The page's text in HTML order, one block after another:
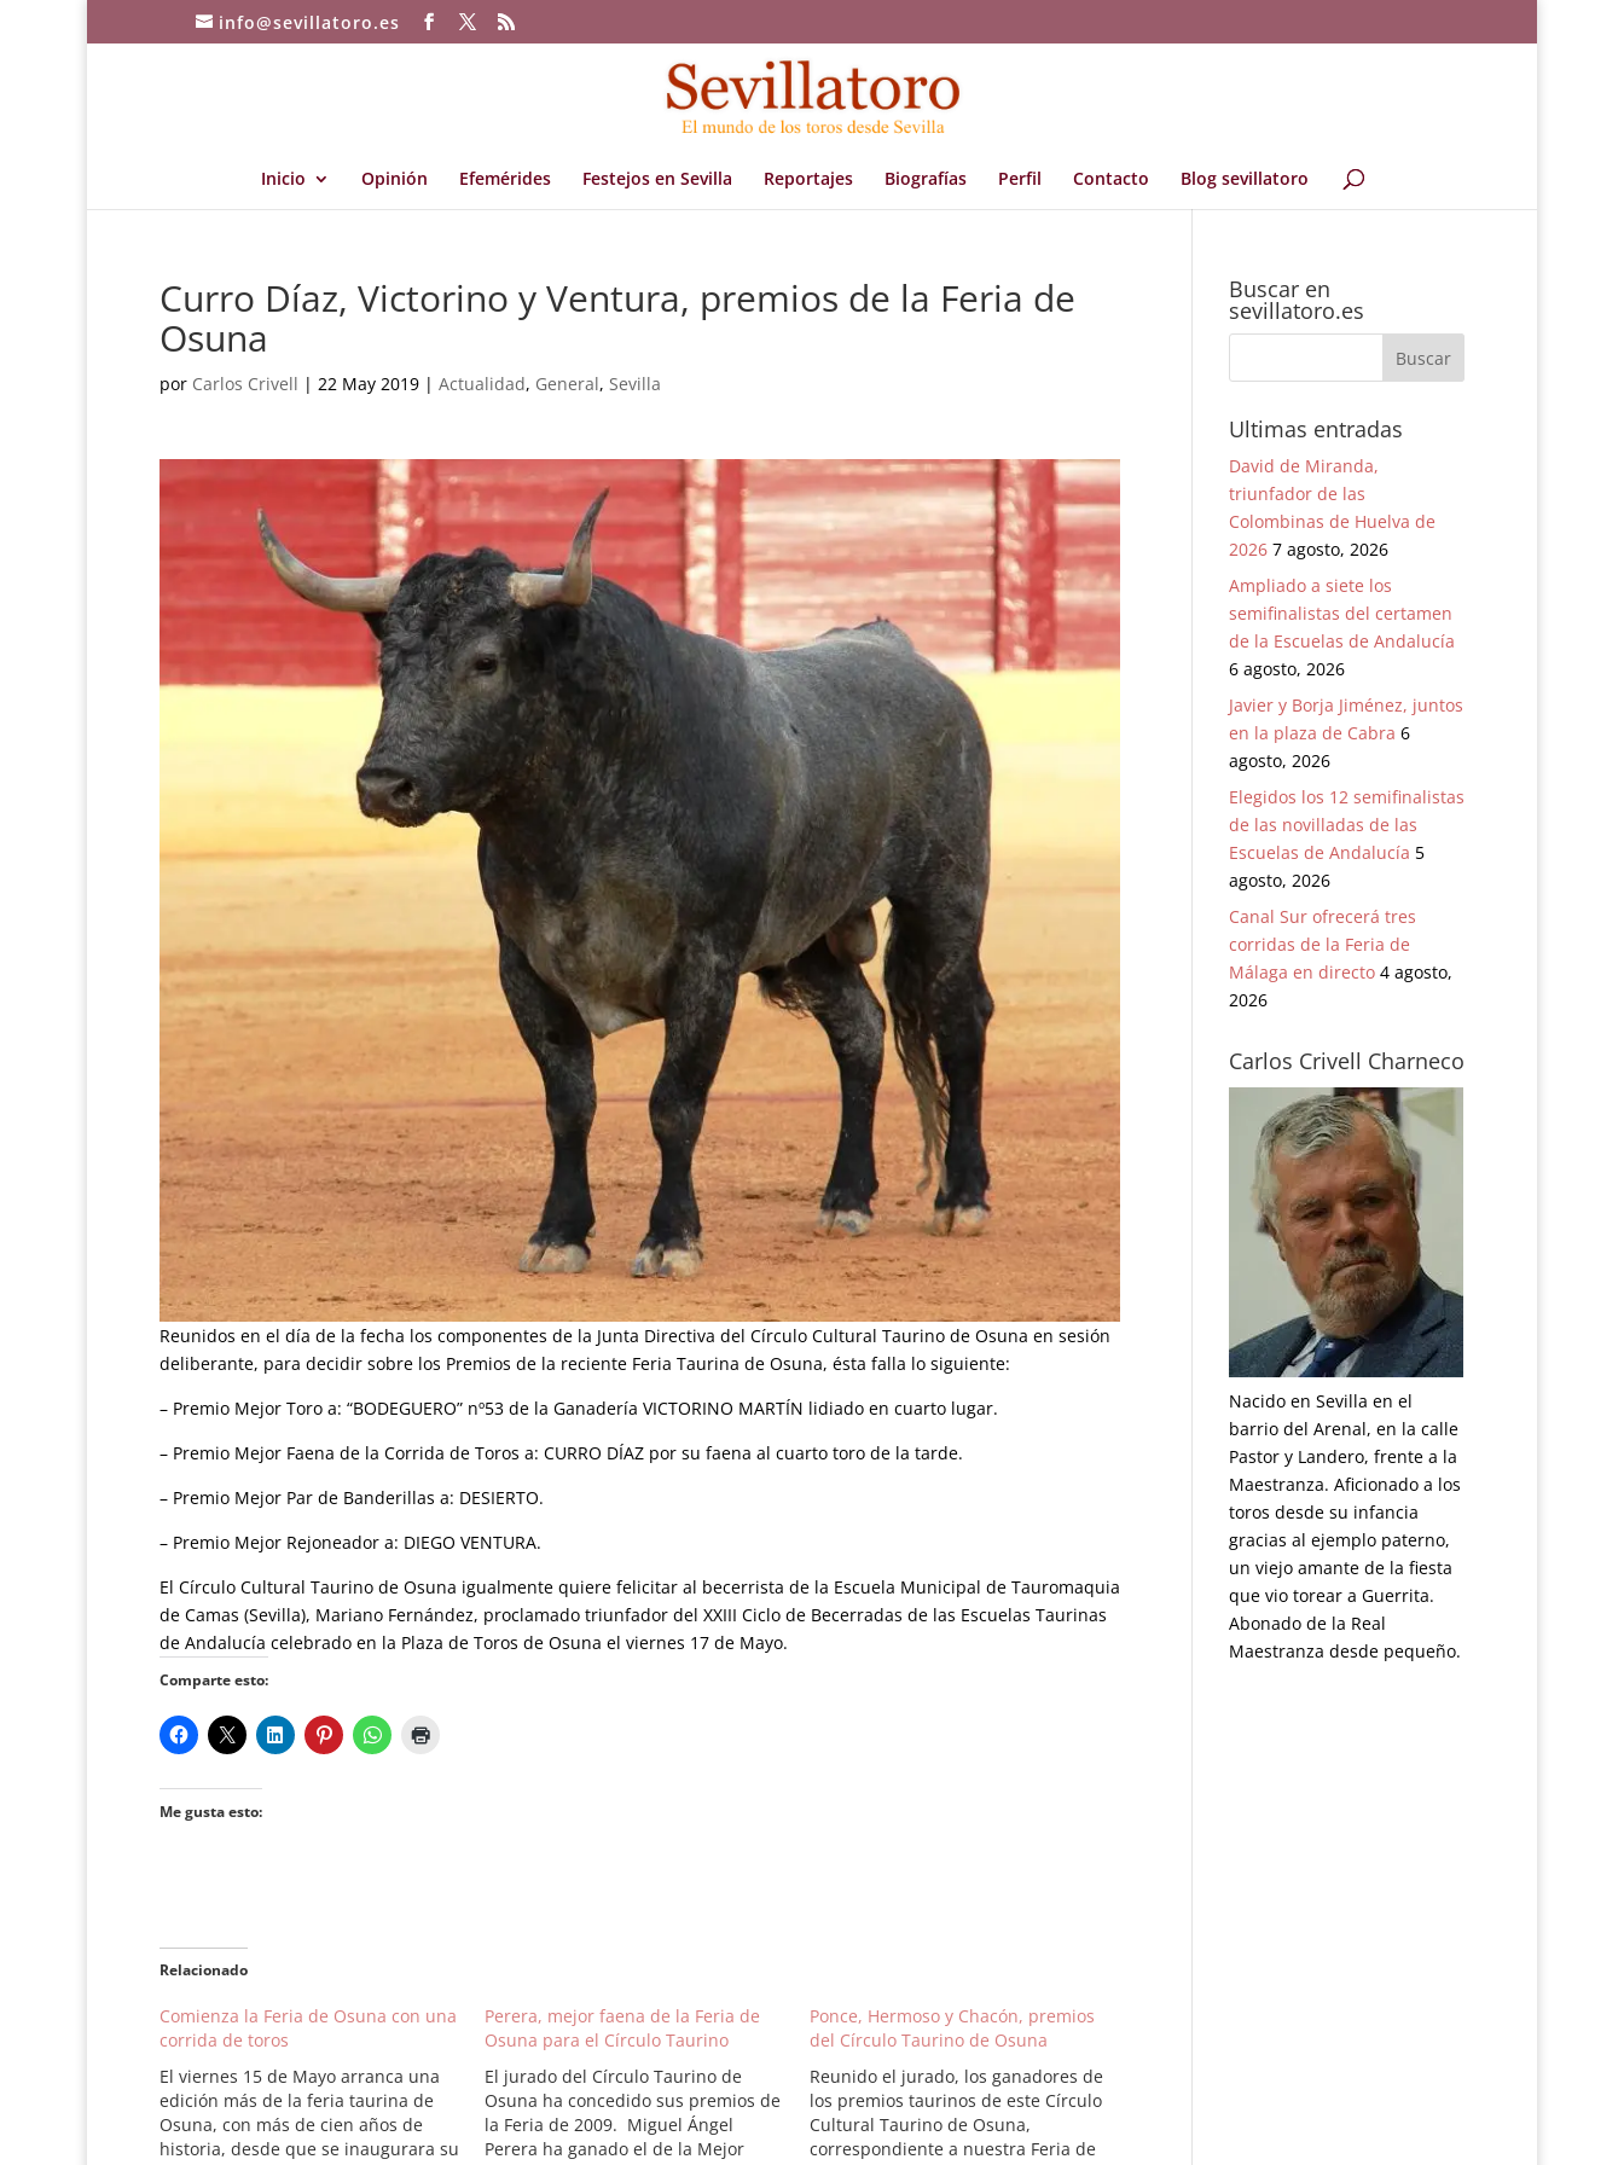
info@sevillatoro.es
Inicio Opinión Efemérides Festejos en Sevilla Reportajes Biografías Perfil Contacto Blog sevillatoro
Curro Díaz, Victorino y Ventura, premios de la Feria de
Osuna
por Carlos Crivell | 22 May 2019 | Actualidad, General, Sevilla
Reunidos en el día de la fecha los componentes de la Junta Directiva del Círculo Cultural Taurino de Osuna en sesión
deliberante, para decidir sobre los Premios de la reciente Feria Taurina de Osuna, ésta falla lo siguiente:
– Premio Mejor Toro a: “BODEGUERO” nº53 de la Ganadería VICTORINO MARTÍN lidiado en cuarto lugar.
– Premio Mejor Faena de la Corrida de Toros a: CURRO DÍAZ por su faena al cuarto toro de la tarde.
– Premio Mejor Par de Banderillas a: DESIERTO.
– Premio Mejor Rejoneador a: DIEGO VENTURA.
El Círculo Cultural Taurino de Osuna igualmente quiere felicitar al becerrista de la Escuela Municipal de Tauromaquia
de Camas (Sevilla), Mariano Fernández, proclamado triunfador del XXIII Ciclo de Becerradas de las Escuelas Taurinas
de Andalucía celebrado en la Plaza de Toros de Osuna el viernes 17 de Mayo.
Comparte esto:
Me gusta esto:
Relacionado
Comienza la Feria de Osuna con una
corrida de toros
El viernes 15 de Mayo arranca una
edición más de la feria taurina de
Osuna, con más de cien años de
historia, desde que se inaugurara su
Perera, mejor faena de la Feria de
Osuna para el Círculo Taurino
El jurado del Círculo Taurino de
Osuna ha concedido sus premios de
la Feria de 2009. Miguel Ángel
Perera ha ganado el de la Mejor
Ponce, Hermoso y Chacón, premios
del Círculo Taurino de Osuna
Reunido el jurado, los ganadores de
los premios taurinos de este Círculo
Cultural Taurino de Osuna,
correspondiente a nuestra Feria de
Buscar en
sevillatoro.es
Ultimas entradas
David de Miranda,
triunfador de las
Colombinas de Huelva de
2026 7 agosto, 2026
Ampliado a siete los
semifinalistas del certamen
de la Escuelas de Andalucía
6 agosto, 2026
Javier y Borja Jiménez, juntos
en la plaza de Cabra 6
agosto, 2026
Elegidos los 12 semifinalistas
de las novilladas de las
Escuelas de Andalucía 5
agosto, 2026
Canal Sur ofrecerá tres
corridas de la Feria de
Málaga en directo 4 agosto,
2026
Carlos Crivell Charneco
Nacido en Sevilla en el
barrio del Arenal, en la calle
Pastor y Landero, frente a la
Maestranza. Aficionado a los
toros desde su infancia
gracias al ejemplo paterno,
un viejo amante de la fiesta
que vio torear a Guerrita.
Abonado de la Real
Maestranza desde pequeño.